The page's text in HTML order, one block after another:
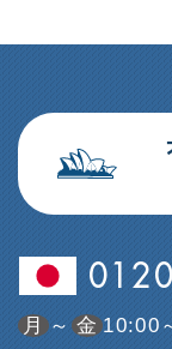
月 ～ 金 10:00